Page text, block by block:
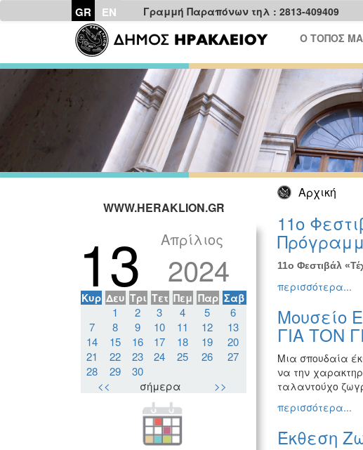
GR EN Γραμμή Παραπόνων τηλ : 2813-409409
Ο ΤΟΠΟΣ
Αρχική
WWW.HERAKLION.GR
13 Απρίλιος
2024
Κυρ Δευ Τρι Τετ Πεμ Παρ Σαβ
1 2 3 4 5
6
7
8 9 10 11 12
13
14
15 16 17 18 19
20
21
22 23 24 25 26
27
28
29
30
<<
σήμερα >>
11ο
11ο Φεστιβάλ
περισσότερα...
Μουσείο
ΓΙΑ ΤΟΝ
Μια σπουδαία
να την
ταλαντούχο
περισσότερα...
Έκθεση